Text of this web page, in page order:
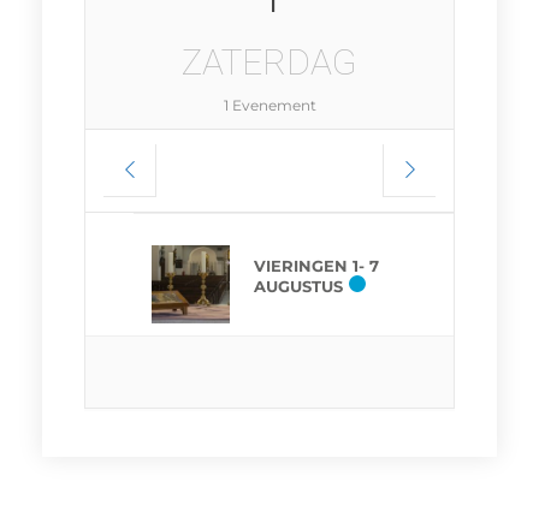
ZATERDAG
1 Evenement
VIERINGEN 1- 7
AUGUSTUS